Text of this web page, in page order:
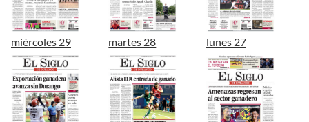
miércoles 29 martes 28 lunes 27